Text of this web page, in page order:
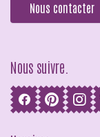
Nous contacter
Nous suivre.